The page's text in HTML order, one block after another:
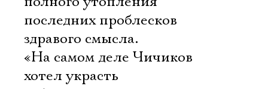
последних проблесков
здравого смысла.
«На самом деле Чичиков
хотел украсть